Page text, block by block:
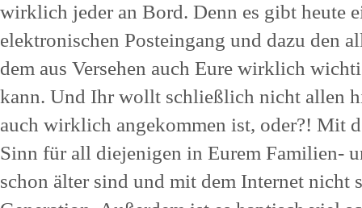
wirklich jeder an Bord. Denn es gibt heute
elektronischen Posteingang und dazu den
dem aus Versehen auch Eure wirklich
kann. Und Ihr wollt schließlich nicht allen
auch wirklich angekommen ist, oder?! Mit
Sinn für all diejenigen in Eurem Familien-
schon älter sind und mit dem Internet nicht